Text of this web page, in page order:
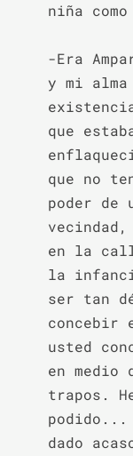
niña
-Era
y mi
que
que no
poder de
en la
la
ser tan
concebir
usted
en medio
trapos.
podido...
dado